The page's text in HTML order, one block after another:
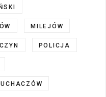
MILEJÓW
POLICJA